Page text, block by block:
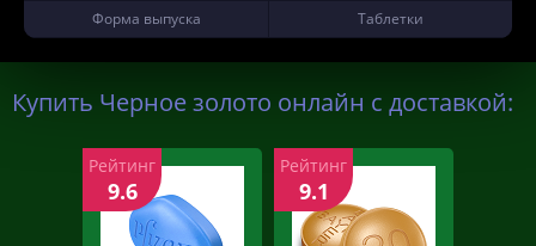
Форма выпуска
Таблетки
Купить Черное золото онлайн с доставкой:
Рейтинг
9.6
Рейтинг
9.1